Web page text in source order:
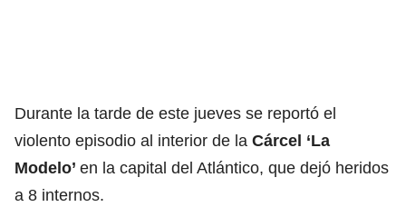
Durante la tarde de este jueves se reportó el
violento episodio al interior de la Cárcel ‘La
Modelo’ en la capital del Atlántico, que dejó heridos
a 8 internos.